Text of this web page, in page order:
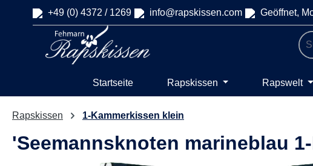
Zur Hauptnavigation springen
+49 (0) 4372 / 1269 info@rapskissen.com Geöffnet,
Startseite Rapskissen Rapswelt
Rapskissen 1-Kammerkissen klein
'Seemannsknoten marineblau
Bildergalerie überspringen